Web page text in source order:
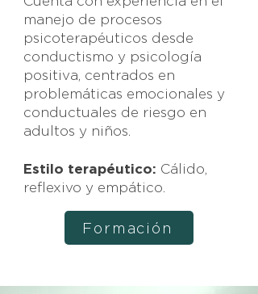
manejo de procesos
psicoterapéuticos desde
conductismo y psicología
positiva, centrados en
problemáticas emocionales y
conductuales de riesgo en
adultos y niños.
Estilo terapéutico: Cálido,
reflexivo y empático.
Formación